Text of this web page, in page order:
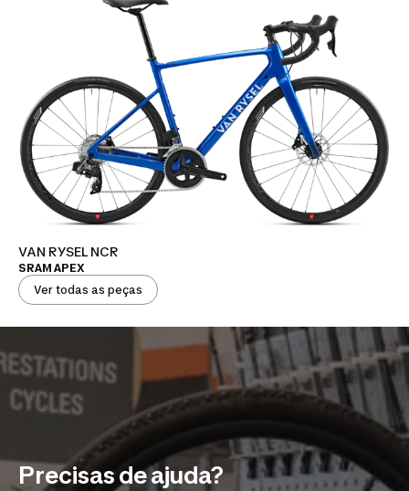
VAN RYSEL NCR
SRAM APEX
Ver todas as peças
Precisas de ajuda?